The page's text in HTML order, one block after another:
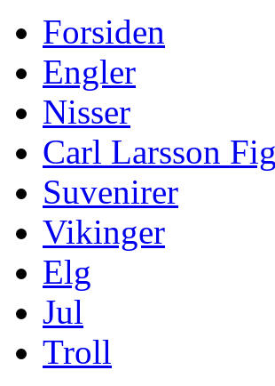
Forsiden
Engler
Nisser
Carl Larsson
Suvenirer
Vikinger
Elg
Jul
Troll